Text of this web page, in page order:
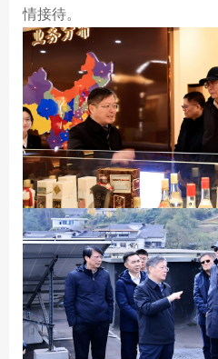
文创产品
星贵系列
情接待。